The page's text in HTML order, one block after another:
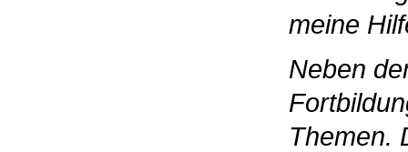
meine
Neben
Themen.